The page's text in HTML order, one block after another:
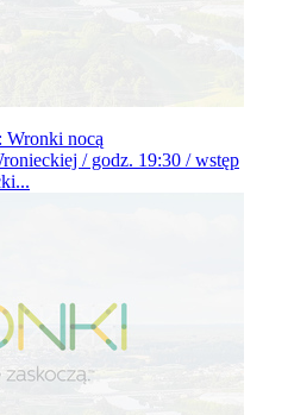
Wronki nocą
/ godz. 19:30 / wstęp